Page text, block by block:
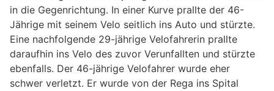
in die Gegenrichtung. In einer Kurve prallte der 46-
Jährige mit seinem Velo seitlich ins Auto und stürzte.
Eine nachfolgende 29-jährige Velofahrerin prallte
daraufhin ins Velo des zuvor Verunfallten und stürzte
ebenfalls. Der 46-jährige Velofahrer wurde eher
schwer verletzt. Er wurde von der Rega ins Spital